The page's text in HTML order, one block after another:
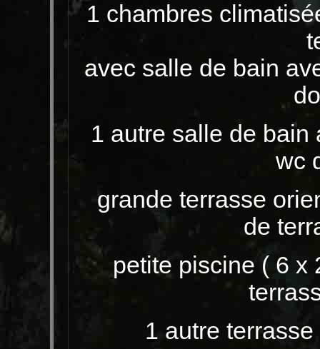
1 chambres
avec salle de bain
1 autre salle de bain
wc
grande terrasse
de
petite piscine ( 6 x
1 autre